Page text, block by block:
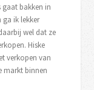
gaat bakken in
ga ik lekker
wel dat ze
Hiske
verkopen van
markt binnen